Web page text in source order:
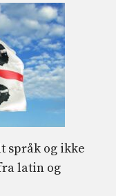
språk og ikke
latin og